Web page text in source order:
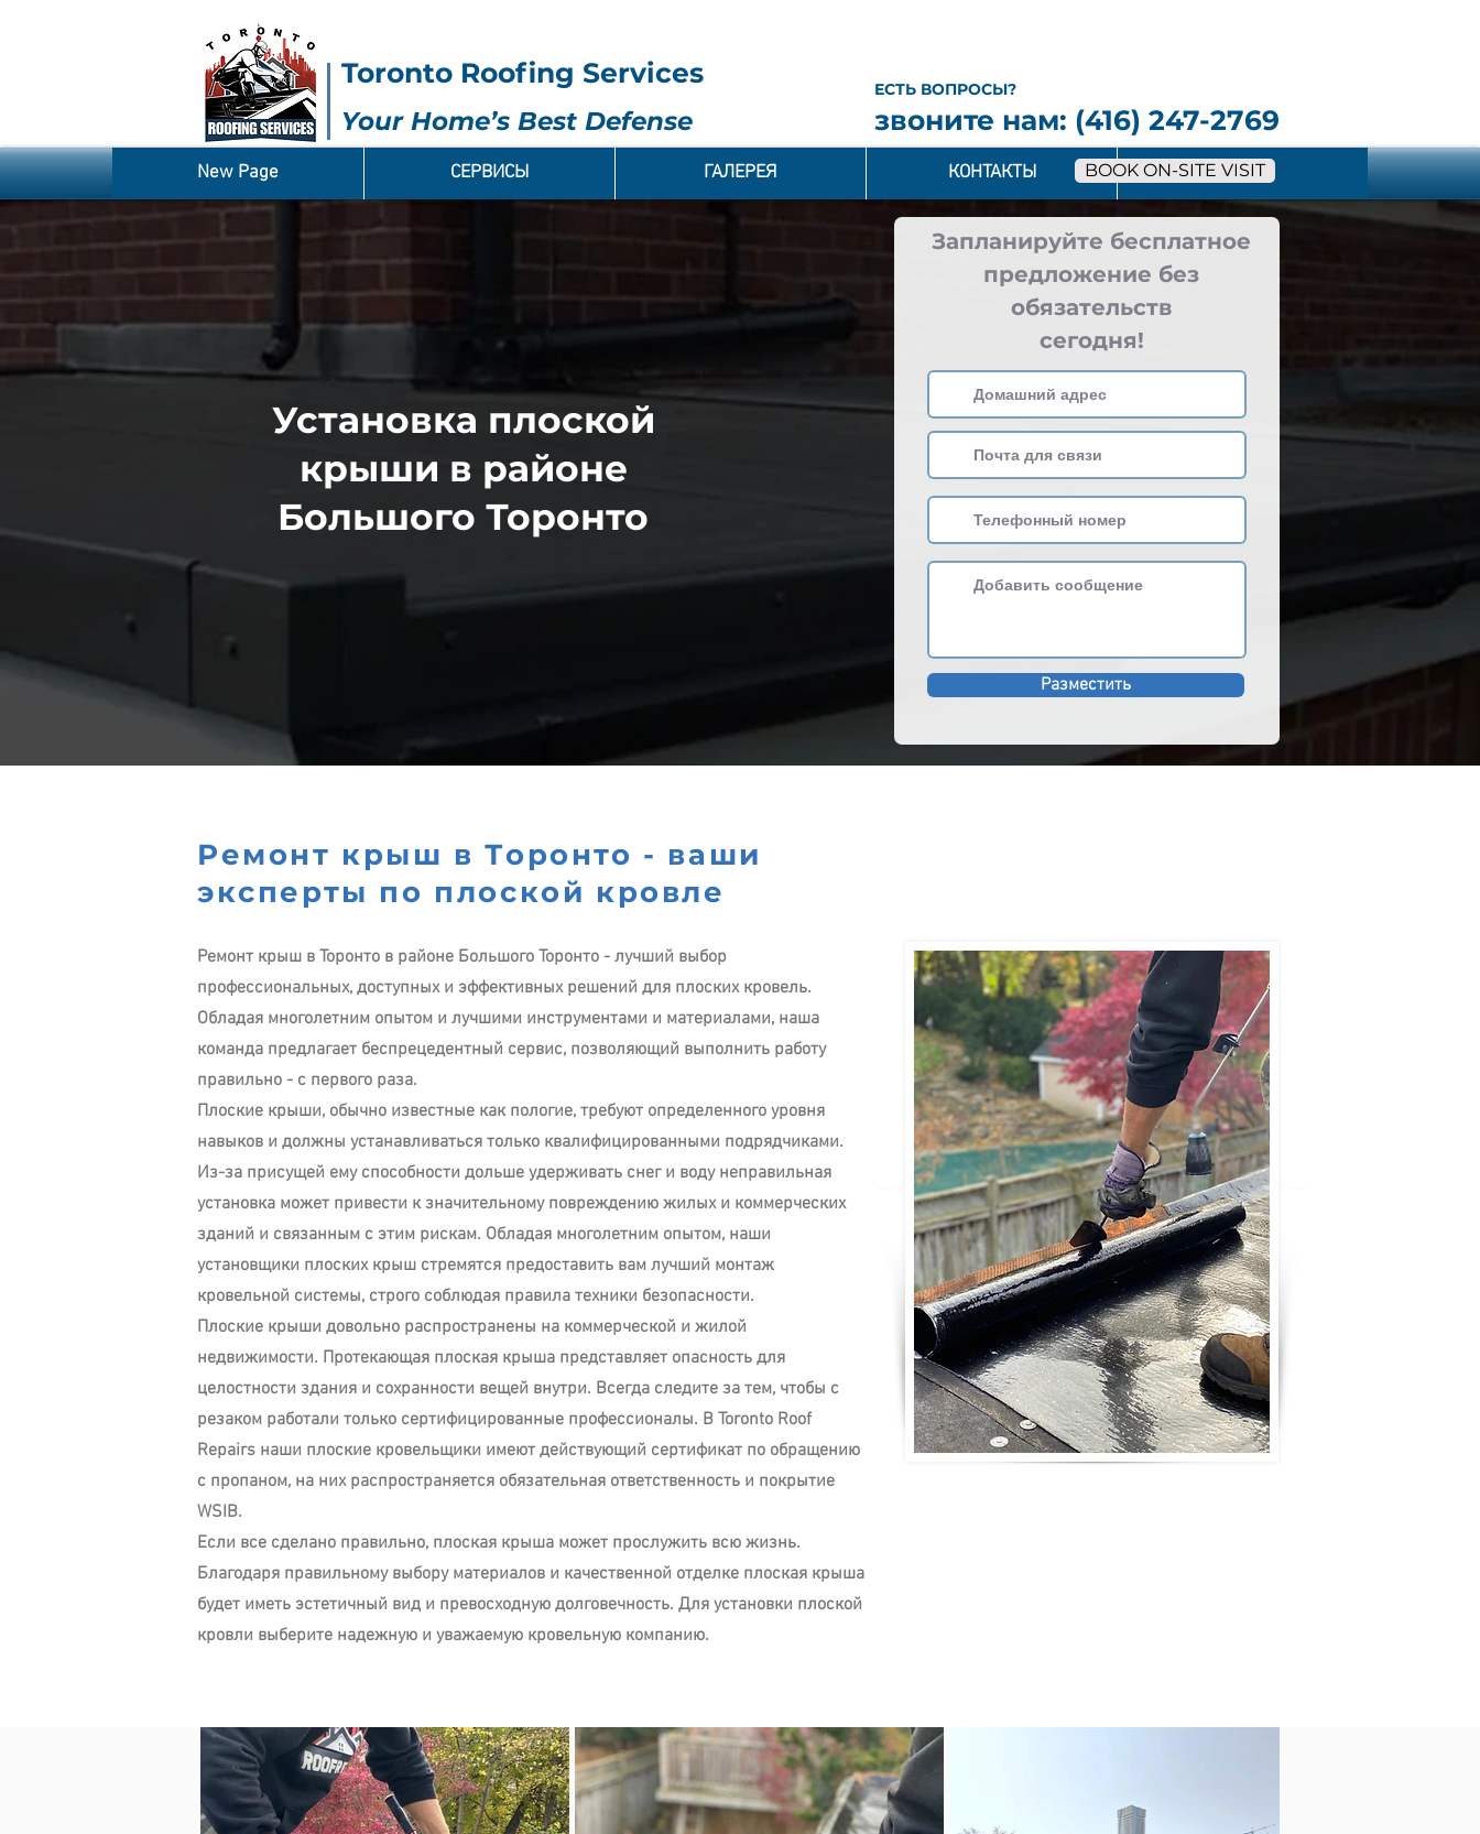
Toronto Roofing Services
Your Home’s Best Defense
ЕСТЬ ВОПРОСЫ?
звоните нам: (416) 247-2769
New Page СЕРВИСЫ ГАЛЕРЕЯ КОНТАКТЫ More
BOOK ON-SITE VISIT
Установка плоской
крыши в районе
Большого Торонто
Запланируйте бесплатное
предложение без
обязательств
сегодня!
Разместить
Ремонт крыш в Торонто - ваши
эксперты по плоской кровле
Ремонт крыш в Торонто в районе Большого Торонто - лучший выбор
профессиональных, доступных и эффективных решений для плоских кровель.
Обладая многолетним опытом и лучшими инструментами и материалами, наша
команда предлагает беспрецедентный сервис, позволяющий выполнить работу
правильно - с первого раза.
Плоские крыши, обычно известные как пологие, требуют определенного уровня
навыков и должны устанавливаться только квалифицированными подрядчиками.
Из-за присущей ему способности дольше удерживать снег и воду неправильная
установка может привести к значительному повреждению жилых и коммерческих
зданий и связанным с этим рискам. Обладая многолетним опытом, наши
установщики плоских крыш стремятся предоставить вам лучший монтаж
кровельной системы, строго соблюдая правила техники безопасности.
Плоские крыши довольно распространены на коммерческой и жилой
недвижимости. Протекающая плоская крыша представляет опасность для
целостности здания и сохранности вещей внутри. Всегда следите за тем, чтобы с
резаком работали только сертифицированные профессионалы. В Toronto Roof
Repairs наши плоские кровельщики имеют действующий сертификат по обращению
с пропаном, на них распространяется обязательная ответственность и покрытие
WSIB.
Если все сделано правильно, плоская крыша может прослужить всю жизнь.
Благодаря правильному выбору материалов и качественной отделке плоская крыша
будет иметь эстетичный вид и превосходную долговечность. Для установки плоской
кровли выберите надежную и уважаемую кровельную компанию.